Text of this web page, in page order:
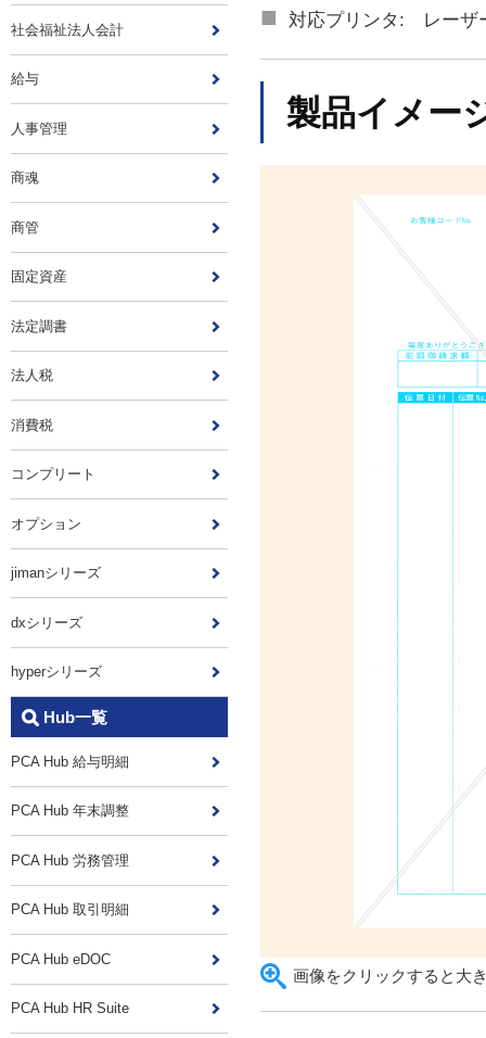
社会福祉法人会計
給与
人事管理
商魂
商管
固定資産
法定調書
法人税
消費税
コンプリート
オプション
jimanシリーズ
dxシリーズ
hyperシリーズ
Hub一覧
PCA Hub 給与明細
PCA Hub 年末調整
PCA Hub 労務管理
PCA Hub 取引明細
PCA Hub eDOC
PCA Hub HR Suite
■ 対応プリンタ: レーザ
製品イメー
画像をクリックすると大